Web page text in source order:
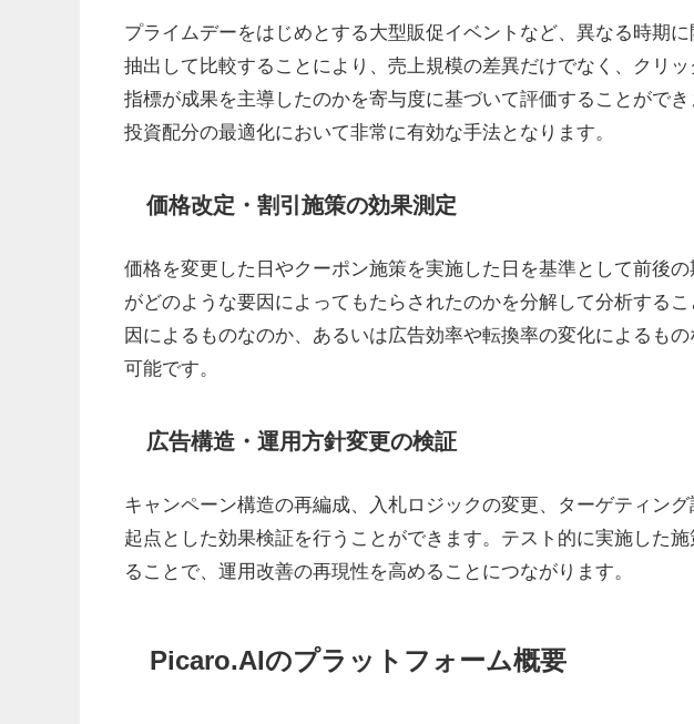
プライムデーをはじめとする大型販促イベントなど、異なる時期
抽出して比較することにより、売上規模の差異だけでなく、クリ
指標が成果を主導したのかを寄与度に基づいて評価することがで
投資配分の最適化において非常に有効な手法となります。
価格改定・割引施策の効果測定
価格を変更した日やクーポン施策を実施した日を基準として前後
がどのような要因によってもたらされたのかを分解して分析する
因によるものなのか、あるいは広告効率や転換率の変化によるも
可能です。
広告構造・運用方針変更の検証
キャンペーン構造の再編成、入札ロジックの変更、ターゲティン
起点とした効果検証を行うことができます。テスト的に実施した
ることで、運用改善の再現性を高めることにつながります。
Picaro.AIのプラットフォーム概要